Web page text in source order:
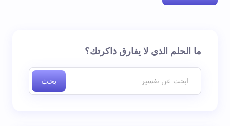
لن يتم نشر عنوان بريدك الإلكتروني. الحقول الإلزامية مشارما الحلم الذي لا يفارق ذاكرتك؟
بحث